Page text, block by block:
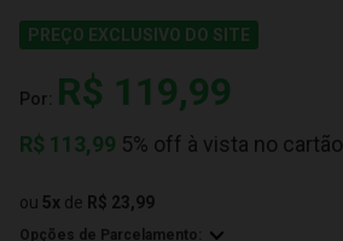
PREÇO EXCLUSIVO DO SITE
Por: R$ 119,99
R$ 113,99 5% off à vista no cartão
ou 5x de R$ 23,99
Opções de Parcelamento: